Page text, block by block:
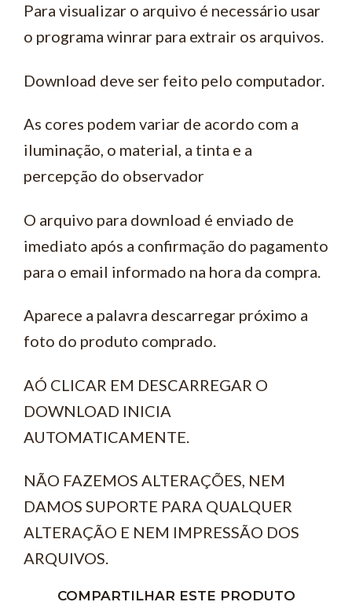
Para visualizar o arquivo é necessário usar
o programa winrar para extrair os arquivos.
Download deve ser feito pelo computador.
As cores podem variar de acordo com a
iluminação, o material, a tinta e a
percepção do observador
O arquivo para download é enviado de
imediato após a confirmação do pagamento
para o email informado na hora da compra.
Aparece a palavra descarregar próximo a
foto do produto comprado.
AÓ CLICAR EM DESCARREGAR O
DOWNLOAD INICIA
AUTOMATICAMENTE.
NÃO FAZEMOS ALTERAÇÕES, NEM
DAMOS SUPORTE PARA QUALQUER
ALTERAÇÃO E NEM IMPRESSÃO DOS
ARQUIVOS.
COMPARTILHAR ESTE PRODUTO